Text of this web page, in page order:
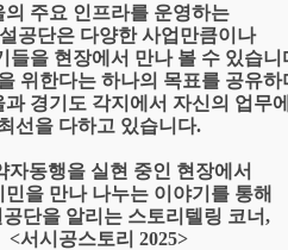
의 주요 인프라를 운영하는
공단은 다양한 사업만큼이나
들을 현장에서 만나 볼 수 있습니
위한다는 하나의 목표를 공유하
과 경기도 각지에서 자신의 업무
선을 다하고 있습니다.
자동행을 실현 중인 현장에서
민을 만나 나누는 이야기를 통해
단을 알리는 스토리텔링 코너,
<서시공스토리 2025>